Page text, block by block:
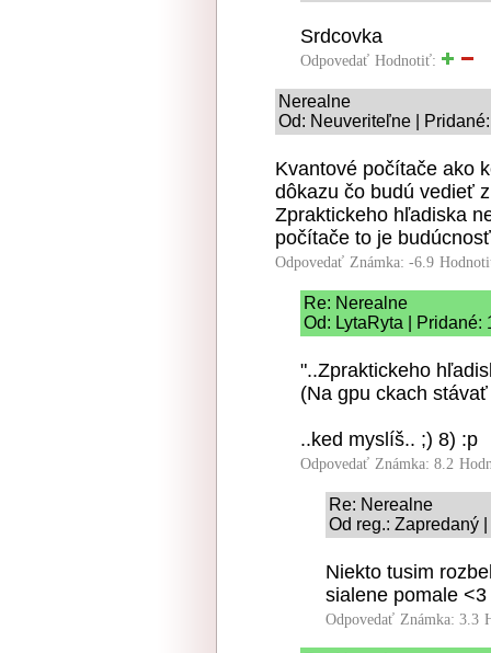
Srdcovka
Odpovedať Hodnotiť:
Nerealne
Od: Neuveriteľne |
Kvantové počítače ako
dôkazu čo budú vedieť
Zpraktickeho hľadiska
počítače to je budúcnosť
Odpovedať Známka: -6.9
Re: Nerealne
Od: LytaRyta | Pridané:
"..Zpraktickeho
(Na gpu ckach
..ked myslíš.. ;) 8) :p
Odpovedať Známka: 8.2
Re: Nerealne
Od reg.: Zapredaný
Niekto tusim
sialene pomale <3
Odpovedať Známka: 3.3